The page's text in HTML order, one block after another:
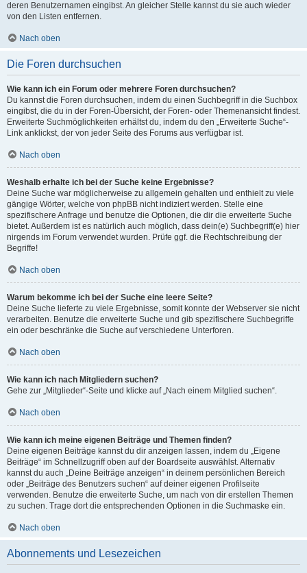
deren Benutzernamen eingibst. An gleicher Stelle kannst du sie auch wieder
von den Listen entfernen.
Nach oben
Die Foren durchsuchen
Wie kann ich ein Forum oder mehrere Foren durchsuchen?
Du kannst die Foren durchsuchen, indem du einen Suchbegriff in die Suchbox
eingibst, die du in der Foren-Übersicht, der Foren- oder Themenansicht findest.
Erweiterte Suchmöglichkeiten erhältst du, indem du den „Erweiterte Suche“-
Link anklickst, der von jeder Seite des Forums aus verfügbar ist.
Nach oben
Weshalb erhalte ich bei der Suche keine Ergebnisse?
Deine Suche war möglicherweise zu allgemein gehalten und enthielt zu viele
gängige Wörter, welche von phpBB nicht indiziert werden. Stelle eine
spezifischere Anfrage und benutze die Optionen, die dir die erweiterte Suche
bietet. Außerdem ist es natürlich auch möglich, dass dein(e) Suchbegriff(e) hier
nirgends im Forum verwendet wurden. Prüfe ggf. die Rechtschreibung der
Begriffe!
Nach oben
Warum bekomme ich bei der Suche eine leere Seite?
Deine Suche lieferte zu viele Ergebnisse, somit konnte der Webserver sie nicht
verarbeiten. Benutze die erweiterte Suche und gib spezifischere Suchbegriffe
ein oder beschränke die Suche auf verschiedene Unterforen.
Nach oben
Wie kann ich nach Mitgliedern suchen?
Gehe zur „Mitglieder“-Seite und klicke auf „Nach einem Mitglied suchen“.
Nach oben
Wie kann ich meine eigenen Beiträge und Themen finden?
Deine eigenen Beiträge kannst du dir anzeigen lassen, indem du „Eigene
Beiträge“ im Schnellzugriff oben auf der Boardseite auswählst. Alternativ
kannst du auch „Deine Beiträge anzeigen“ in deinem persönlichen Bereich
oder „Beiträge des Benutzers suchen“ auf deiner eigenen Profilseite
verwenden. Benutze die erweiterte Suche, um nach von dir erstellen Themen
zu suchen. Trage dort die entsprechenden Optionen in die Suchmaske ein.
Nach oben
Abonnements und Lesezeichen